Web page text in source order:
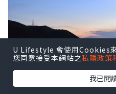
U Lifestyle 會使用Cookies
您同意接受本網站之私隱政策
我已閱